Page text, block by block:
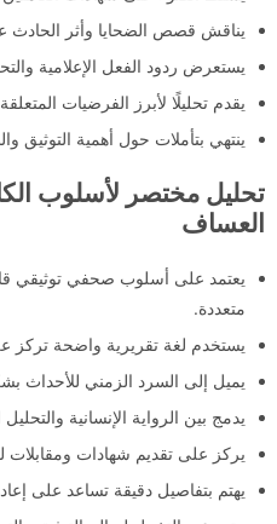
يناقش قصص الضحايا وأثر الحادث
يستعرض ردود الفعل الإعلامية
يقدم تحليلًا لأبرز الفرضيات
ينتهي بتأملات حول أهمية التوثيق
تحليل مختصر لأسلوب
العساف
يعتمد على أسلوب صحفي توثيقي
متعددة.
يستخدم لغة تقريرية واضحة
يميل إلى السرد الزمني
يدمج بين الرواية الإنسانية
يركز على تقديم شهادات ومقابلات
يهتم بتفاصيل دقيقة تساعد على